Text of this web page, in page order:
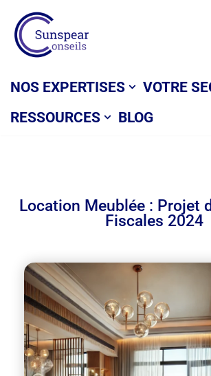
Aller
au
NOS EXPERTISES
VOTRE
RESSOURCES
BLOG
Location Meublée : Projet
Fiscales 2024